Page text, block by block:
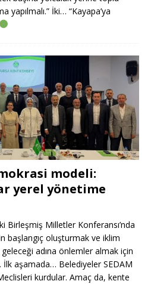
yapılmalı.” İki… “Kayapa’ya
modeli:
yerel yönetime
Birleşmiş Milletler Konferansı’nda
başlangıç oluşturmak ve iklim
adına önlemler almak için
aşamada… Belediyeler SEDAM
kurdular. Amaç da, kente